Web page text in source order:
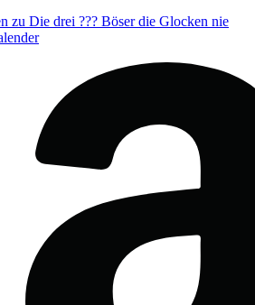
zu Die drei ??? Böser die Glocken nie